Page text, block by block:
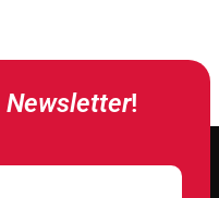
Newsletter!